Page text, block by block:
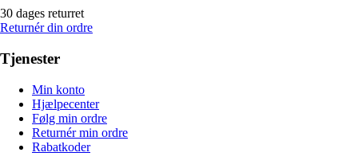
30 dages returret
Returnér din ordre
Tjenester
Min konto
Hjælpecenter
Følg min ordre
Returnér min ordre
Rabatkoder